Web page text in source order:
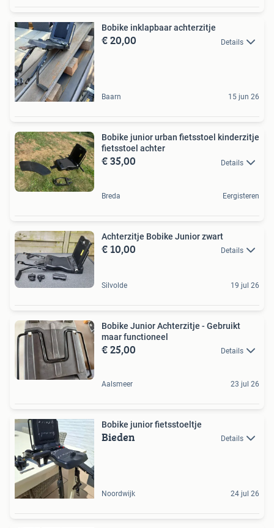
Bobike inklapbaar achterzitje
€ 20,00 Details
Baarn 15 jun 26
Bobike junior urban fietsstoel kinderzitje
fietsstoel achter
€ 35,00 Details
Breda Eergisteren
Achterzitje Bobike Junior zwart
€ 10,00 Details
Silvolde 19 jul 26
Bobike Junior Achterzitje - Gebruikt
maar functioneel
€ 25,00 Details
Aalsmeer 23 jul 26
Bobike junior fietsstoeltje
Bieden Details
Noordwijk 24 jul 26